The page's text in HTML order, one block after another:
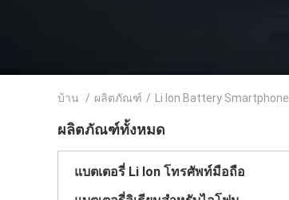
บ้าน / ผลิตภัณฑ์ / Li Ion Battery Smartphone
ผลิตภัณฑ์ทั้งหมด
แบตเตอรี่ Li Ion โทรศัพท์มือถือ